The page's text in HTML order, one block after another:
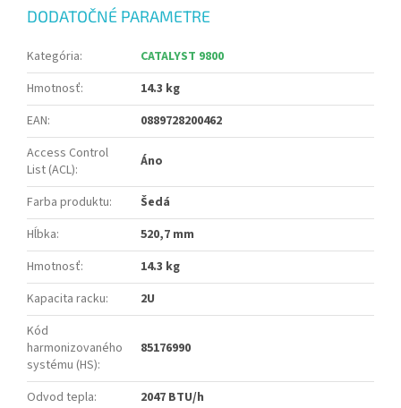
DODATOČNÉ PARAMETRE
Kategória:
CATALYST 9800
Hmotnosť:
14.3 kg
EAN:
0889728200462
Access Control
List (ACL): Áno
Farba produktu:
Šedá
Hĺbka:
520,7 mm
Hmotnosť:
14.3 kg
Kapacita racku:
2U
Kód
harmonizovaného
systému (HS):
85176990
Odvod tepla:
2047 BTU/h